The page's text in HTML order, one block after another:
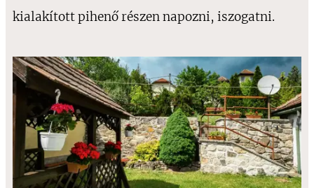
kialakított pihenő részen napozni, iszogatni.